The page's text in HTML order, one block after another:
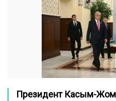
Президент Касым-